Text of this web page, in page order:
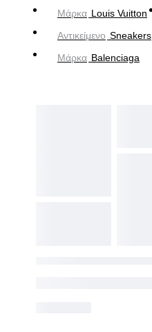
Μάρκα Louis Vuitton
Αντικείμενο Sneakers
Μάρκα Balenciaga